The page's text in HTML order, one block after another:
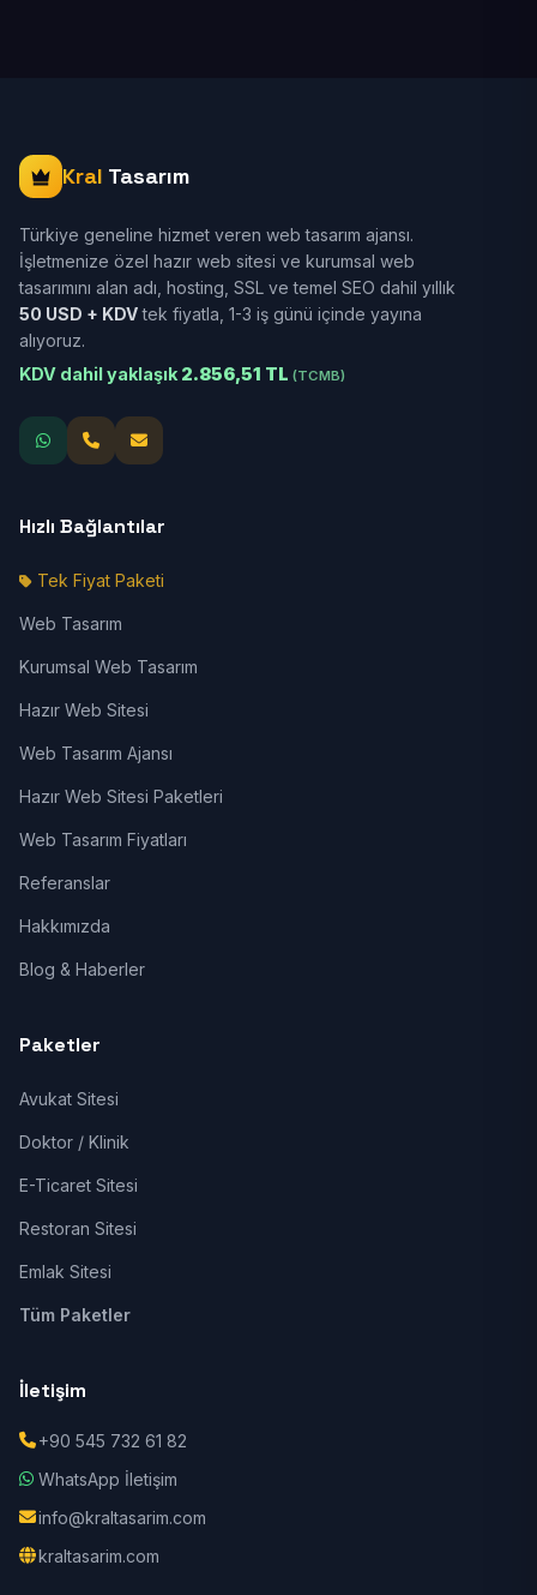
Kral Tasarım
Türkiye geneline hizmet veren web tasarım ajansı.
İşletmenize özel hazır web sitesi ve kurumsal web
tasarımını alan adı, hosting, SSL ve temel SEO dahil yıllık
50 USD + KDVtek fiyatla, 1-3 iş günü içinde yayına
alıyoruz.
KDV dahil yaklaşık 2.856,51 TL (TCMB)
Hızlı Bağlantılar
Tek Fiyat Paketi
Web Tasarım
Kurumsal Web Tasarım
Hazır Web Sitesi
Web Tasarım Ajansı
Hazır Web Sitesi Paketleri
Web Tasarım Fiyatları
Referanslar
Hakkımızda
Blog & Haberler
Paketler
Avukat Sitesi
Doktor / Klinik
E-Ticaret Sitesi
Restoran Sitesi
Emlak Sitesi
Tüm Paketler
İletişim
+90 545 732 61 82
WhatsApp İletişim
info@kraltasarim.com
kraltasarim.com